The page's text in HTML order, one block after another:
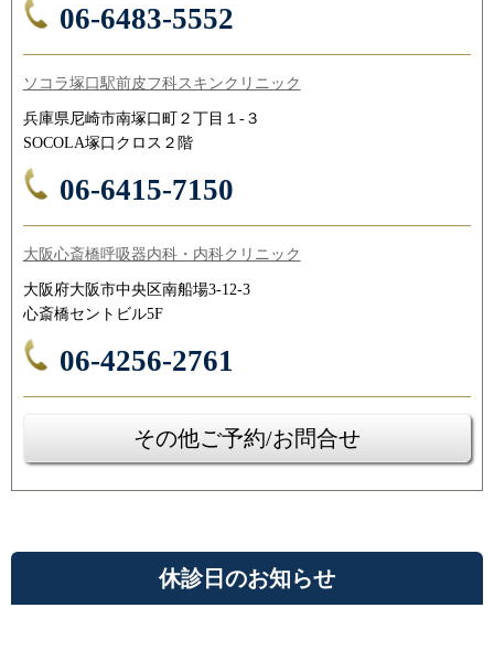
06-6483-5552
ソコラ塚口駅前皮フ科スキンクリニック
兵庫県尼崎市南塚口町２丁目１-３
SOCOLA塚口クロス２階
06-6415-7150
大阪心斎橋呼吸器内科・内科クリニック
大阪府大阪市中央区南船場3-12-3
心斎橋セントビル5F
06-4256-2761
その他ご予約/お問合せ
休診日のお知らせ